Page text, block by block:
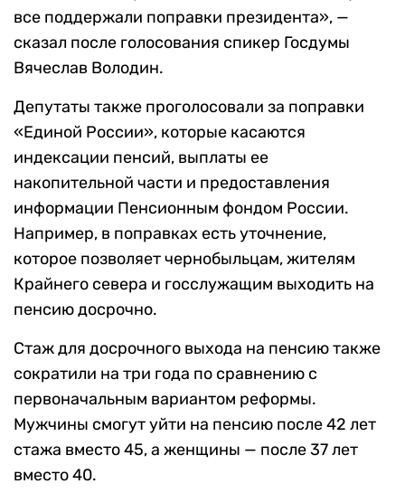
все поддержали поправки президента», —
сказал после голосования спикер Госдумы
Вячеслав Володин.
Депутаты также проголосовали за поправки
«Единой России», которые касаются
индексации пенсий, выплаты ее
накопительной части и предоставления
информации Пенсионным фондом России.
Например, в поправках есть уточнение,
которое позволяет чернобыльцам, жителям
Крайнего севера и госслужащим выходить на
пенсию досрочно.
Стаж для досрочного выхода на пенсию также
сократили на три года по сравнению с
первоначальным вариантом реформы.
Мужчины смогут уйти на пенсию после 42 лет
стажа вместо 45, а женщины — после 37 лет
вместо 40.